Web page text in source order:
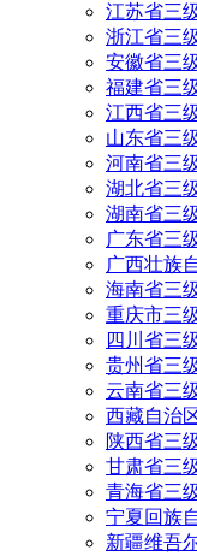
江苏省三
浙江省三
安徽省三
福建省三
江西省三
山东省三
河南省三
湖北省三
湖南省三
广东省三
广西壮族
海南省三
重庆市三
四川省三
贵州省三
云南省三
西藏自治
陕西省三
甘肃省三
青海省三
宁夏回族
新疆维吾